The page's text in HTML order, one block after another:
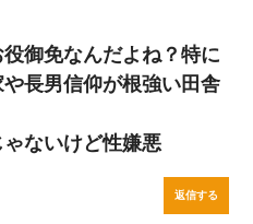
御免なんだよね？特に
長男信仰が根強い田舎
ないけど性嫌悪
返信する